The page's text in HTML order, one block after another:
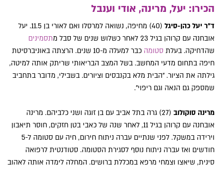
הכירו: יעל, מרינה, אודי וענבל
ד"ר יעל כהן-סיגל
(40) מחיפה, נשואה למרסלו ואם לאורי בן 11.5. יעל
אובחנה עם קרוהן בגיל 23 לאחר כשלוש שנים של סבל מ
תסמינים
שהדחיקה. בעלת סטומה
כבר למעלה מ-10 שנים. הרצתה באוניברסיטת
חיפה בתחום מדעי המחשב. בשל המצב הבריאותי שריתק אותה למיטה,
גילתה את הציור. "הבית מלא בקנבסים וציורים. בשבילי, מדובר בתחביב
שמספק גם הנאה וגם ריפוי".
מרינה סוקולוב
(27) גרה בתל אביב עם בן זוגה ושני כלביהם. מרינה
אובחנה עם קרוהן בגיל 11, לאחר שנה של כאבי בטן חזקים, חוסר תיאבון
וירידה במשקל. לפני שנתיים עברה ניתוח חירום, חיה עם סטומה ל-5
חודשים ואז עברה ניתוח נוסף לסגירת הסטומה. סטודנטית לרפואה
סינית, שיאצו וצמחי מרפא במכללת ברושים. המחלה לימדה אותה לאהוב